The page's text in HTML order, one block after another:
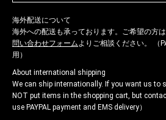
海外配送について
海外への配送も承っております。ご希望の方
問い合わせフォーム よりご相談ください。 （
用）
About international shipping
We can ship internationally. If you want us to
NOT put items in the shopping cart, but
use PAYPAL payment and EMS delivery）